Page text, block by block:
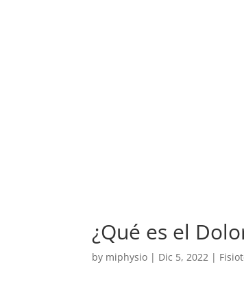
¿Qué es el
by miphysio | Dic 5, 2022 |